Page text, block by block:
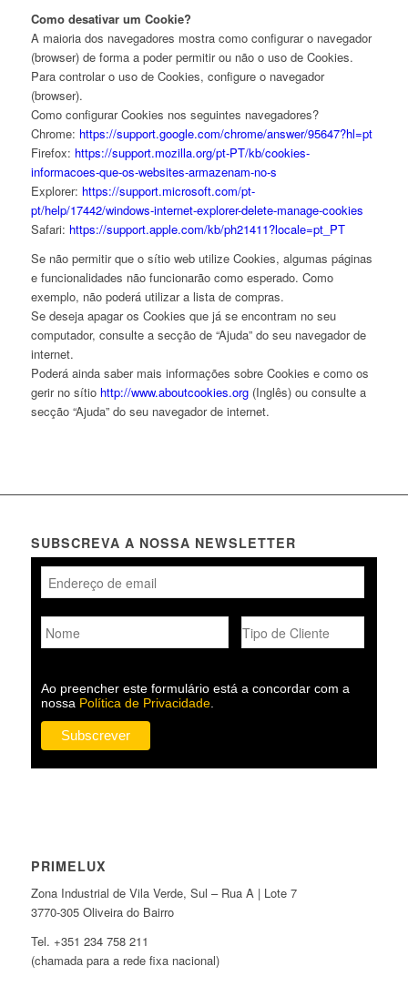
Como desativar um Cookie?
A maioria dos navegadores mostra como configurar o navegador
(browser) de forma a poder permitir ou não o uso de Cookies.
Para controlar o uso de Cookies, configure o navegador
(browser).
Como configurar Cookies nos seguintes navegadores?
Chrome: https://support.google.com/chrome/answer/95647?hl=pt
Firefox: https://support.mozilla.org/pt-PT/kb/cookies-
informacoes-que-os-websites-armazenam-no-s
Explorer: https://support.microsoft.com/pt-
pt/help/17442/windows-internet-explorer-delete-manage-cookies
Safari: https://support.apple.com/kb/ph21411?locale=pt_PT
Se não permitir que o sítio web utilize Cookies, algumas páginas
e funcionalidades não funcionarão como esperado. Como
exemplo, não poderá utilizar a lista de compras.
Se deseja apagar os Cookies que já se encontram no seu
computador, consulte a secção de “Ajuda” do seu navegador de
internet.
Poderá ainda saber mais informações sobre Cookies e como os
gerir no sítio http://www.aboutcookies.org(Inglês) ou consulte a
secção “Ajuda” do seu navegador de internet.
SUBSCREVA A NOSSA NEWSLETTER
Ao preencher este formulário está a concordar com a
nossa Política de Privacidade.
PRIMELUX
Zona Industrial de Vila Verde, Sul – Rua A | Lote 7
3770-305 Oliveira do Bairro
Tel. +351 234 758 211
(chamada para a rede fixa nacional)